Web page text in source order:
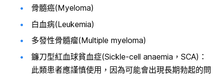
骨髓癌(Myeloma)
白血病(Leukemia)
多發性骨髓瘤(Multiple myeloma)
鐮刀型紅血球貧血症(Sickle-cell anaemia，SCA)：
此類患者應謹慎使用，因為可能會出現長期勃起的問